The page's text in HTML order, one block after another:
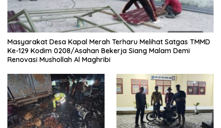
Masyarakat Desa Kapal Merah Terharu Melihat Satgas TMMD
Ke-129 Kodim 0208/Asahan Bekerja Siang Malam Demi
Renovasi Mushollah Al Maghribi